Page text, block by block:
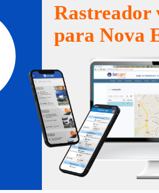
Rastreador
para Nova